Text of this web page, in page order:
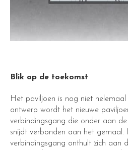
Blik op de toekomst
Het paviljoen is nog niet
ontwerp wordt het nieuwe
verbindingsgang die onder aan
snijdt verbonden aan het
verbindingsgang onthult zich aan